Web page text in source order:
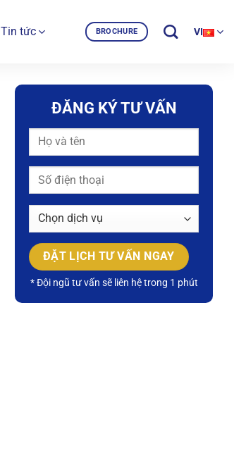
Tin tức BROCHURE VI
ĐĂNG KÝ TƯ VẤN
* Đội ngũ tư vấn sẽ liên hệ trong 1 phút